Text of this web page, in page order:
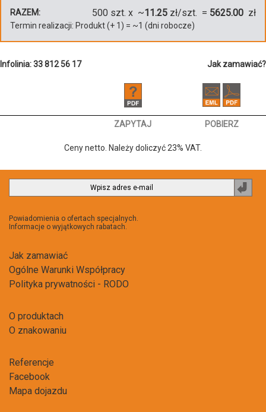
RAZEM: 500 szt. x ~11.25 zł/szt. = 5625.00 zł
Termin realizacji: Produkt(+ 1) = ~1 (dni robocze)
Infolinia: 33 812 56 17 Jak zamawiać?
ZAPYTAJ POBIERZ
Ceny netto. Należy doliczyć 23% VAT.
Powiadomienia o ofertach specjalnych.
Informacje o wyjątkowych rabatach.
Jak zamawiać
Ogólne Warunki Współpracy
Polityka prywatności - RODO
O produktach
O znakowaniu
Referencje
Facebook
Mapa dojazdu